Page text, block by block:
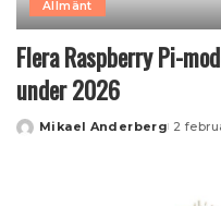
Allmänt
Flera Raspberry Pi-
under 2026
Posted
Mikael Anderberg 2